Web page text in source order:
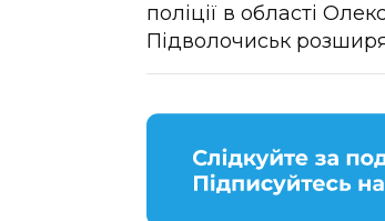
поліції в області
Підволочиськ